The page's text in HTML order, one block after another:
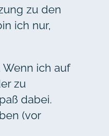
zu den
ich nur,
ich auf
zu
dabei.
(vor